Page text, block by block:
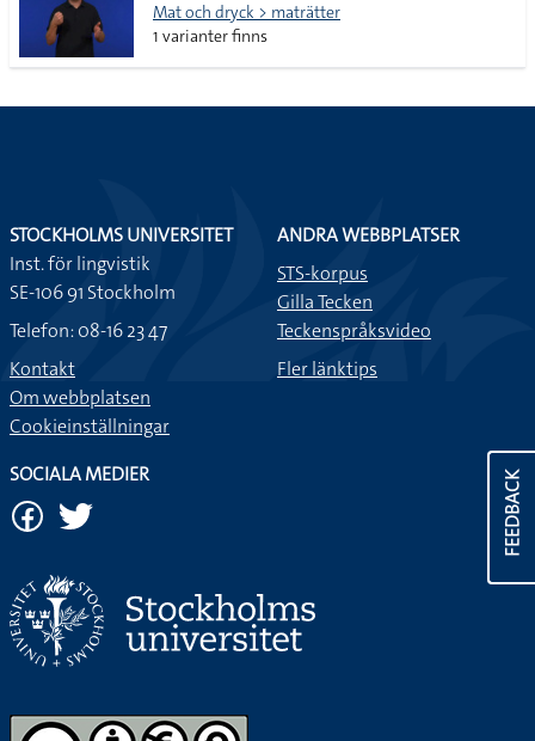
Mat och dryck > maträtter
1 varianter finns
FEEDBACK
STOCKHOLMS UNIVERSITET
Inst. för lingvistik
SE-106 91 Stockholm
Telefon: 08-16 23 47
Kontakt
Om webbplatsen
Cookieinställningar
ANDRA WEBBPLATSER
STS-korpus
Gilla Tecken
Teckenspråksvideo
Fler länktips
SOCIALA MEDIER